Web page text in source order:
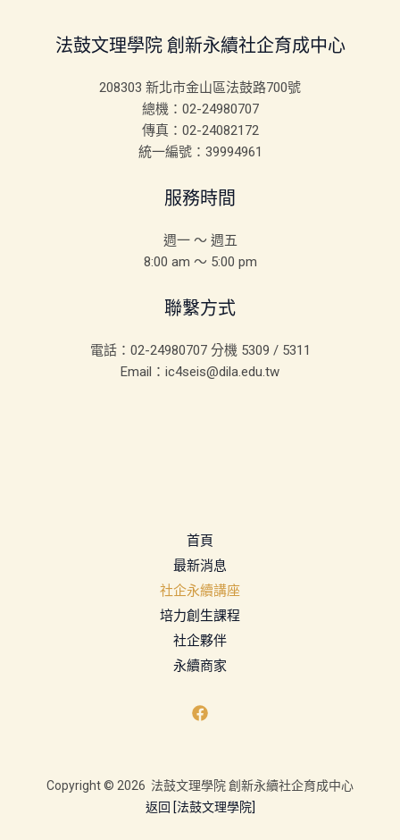
法鼓文理學院 創新永續社企育成中心
208303 新北市金山區法鼓路700號
總機：02-24980707
傳真：02-24082172
統一編號：39994961
服務時間
週一 ～ 週五
8:00 am ～ 5:00 pm
聯繫方式
電話：02-24980707 分機 5309 / 5311
Email：ic4seis@dila.edu.tw
首頁
最新消息
社企永續講座
培力創生課程
社企夥伴
永續商家
Copyright © 2026 法鼓文理學院 創新永續社企育成中心
返回 [法鼓文理學院]